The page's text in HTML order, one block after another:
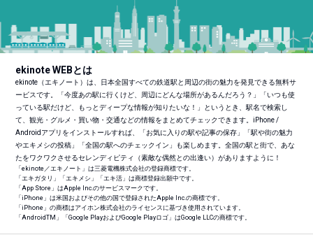
ekinote WEBとは
ekinote（エキノート）は、日本全国すべての鉄道駅と周辺の街の魅力を発見できる無料サ
ービスです。「今度あの駅に行くけど、周辺にどんな場所があるんだろう？」「いつも使
っている駅だけど、もっとディープな情報が知りたいな！」というとき、駅名で検索し
て、観光・グルメ・買い物・交通などの情報をまとめてチェックできます。iPhone /
Androidアプリをインストールすれば、「お気に入りの駅や記事の保存」「駅や街の魅力
やエキメシの投稿」「全国の駅へのチェックイン」も楽しめます。全国の駅と街で、あな
たをワクワクさせるセレンディピティ（素敵な偶然との出逢い）がありますように！
「ekinote／エキノート」は三菱電機株式会社の登録商標です。
「エキガタリ」「エキメシ」「エキ活」は商標登録出願中です。
「App Store」はApple Inc.のサービスマークです。
「iPhone」は米国およびその他の国で登録されたApple Inc.の商標です。
「iPhone」の商標はアイホン株式会社のライセンスに基づき使用されています。
「AndroidTM 」「Google PlayおよびGoogle Playロゴ」はGoogle LLCの商標です。